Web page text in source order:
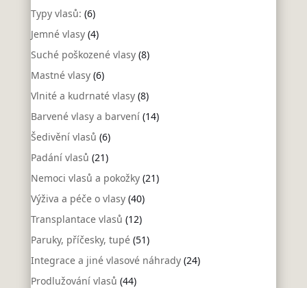
Typy vlasů: (6)
Jemné vlasy(4)
Suché poškozené vlasy(8)
Mastné vlasy(6)
Vlnité a kudrnaté vlasy(8)
Barvené vlasy a barvení(14)
Šedivění vlasů (6)
Padání vlasů (21)
Nemoci vlasů a pokožky(21)
Výživa a péče o vlasy(40)
Transplantace vlasů (12)
Paruky, příčesky, tupé(51)
Integrace a jiné vlasové náhrady(24)
Prodlužování vlasů (44)